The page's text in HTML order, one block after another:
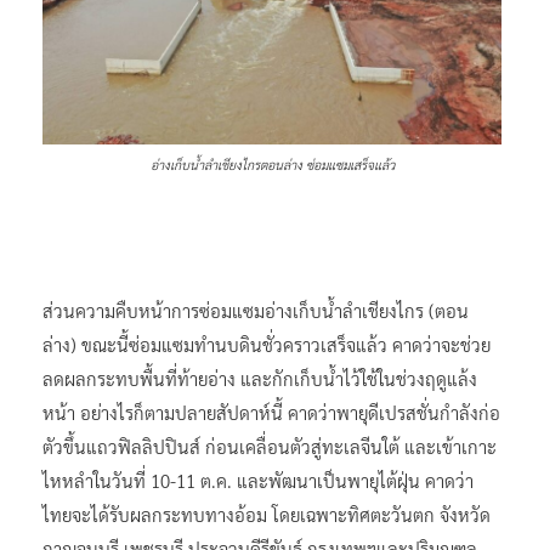
อ่างเก็บน้ำลำเชียงไกรตอนล่าง ซ่อมแซมเสร็จแล้ว
ส่วนความคืบหน้าการซ่อมแซมอ่างเก็บน้ำลำเชียงไกร (ตอน
ล่าง) ขณะนี้ซ่อมแซมทำนบดินชั่วคราวเสร็จแล้ว คาดว่าจะช่วย
ลดผลกระทบพื้นที่ท้ายอ่าง และกักเก็บน้ำไว้ใช้ในช่วงฤดูแล้ง
หน้า อย่างไรก็ตามปลายสัปดาห์นี้ คาดว่าพายุดีเปรสชั่นกำลังก่อ
ตัวขึ้นแถวฟิลลิปปินส์ ก่อนเคลื่อนตัวสู่ทะเลจีนใต้ และเข้าเกาะ
ไหหลำในวันที่ 10-11 ต.ค. และพัฒนาเป็นพายุไต้ฝุ่น คาดว่า
ไทยจะได้รับผลกระทบทางอ้อม โดยเฉพาะทิศตะวันตก จังหวัด